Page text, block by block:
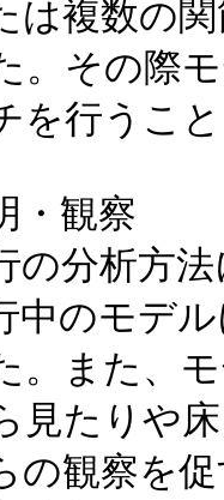
は複数の
。その際
を行うこ
・観察
の分析方
中のモデ
。また、
見たりや
の観察を